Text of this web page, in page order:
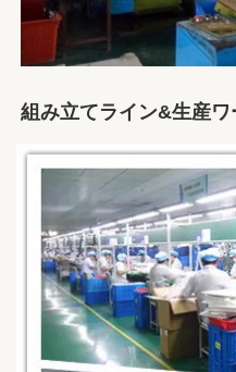
組み立てライン&生産